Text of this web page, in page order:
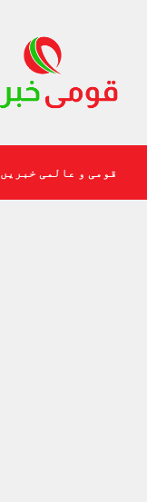
قومی و عالمی خبریں